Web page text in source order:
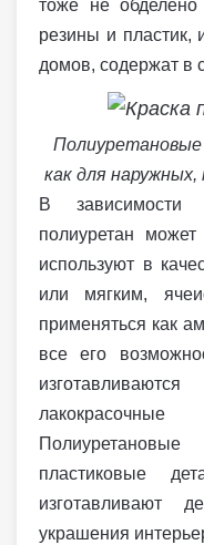
тоже не обделено
резины и пластик,
домов, содержат в
Полиуретановые
как для
В зависимости
полиуретан
используют в
или мягким,
применяться как
все его
пластиковые
изготавливают
украшения